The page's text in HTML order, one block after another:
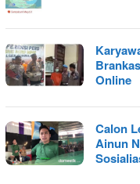
Online
Calon
Ainun